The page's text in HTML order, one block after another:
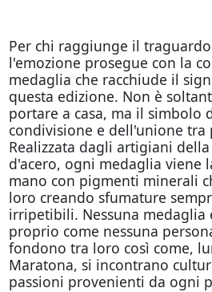
Per chi raggiunge il
l'emozione prosegue con la
medaglia che racchiude il
questa edizione. Non è
portare a casa, ma il simbolo
condivisione e dell'unione tra
Realizzata dagli artigiani
d'acero, ogni medaglia viene
mano con pigmenti minerali
loro creando sfumature
irripetibili. Nessuna medaglia
proprio come nessuna
fondono tra loro così come,
Maratona, si incontrano
passioni provenienti da ogni